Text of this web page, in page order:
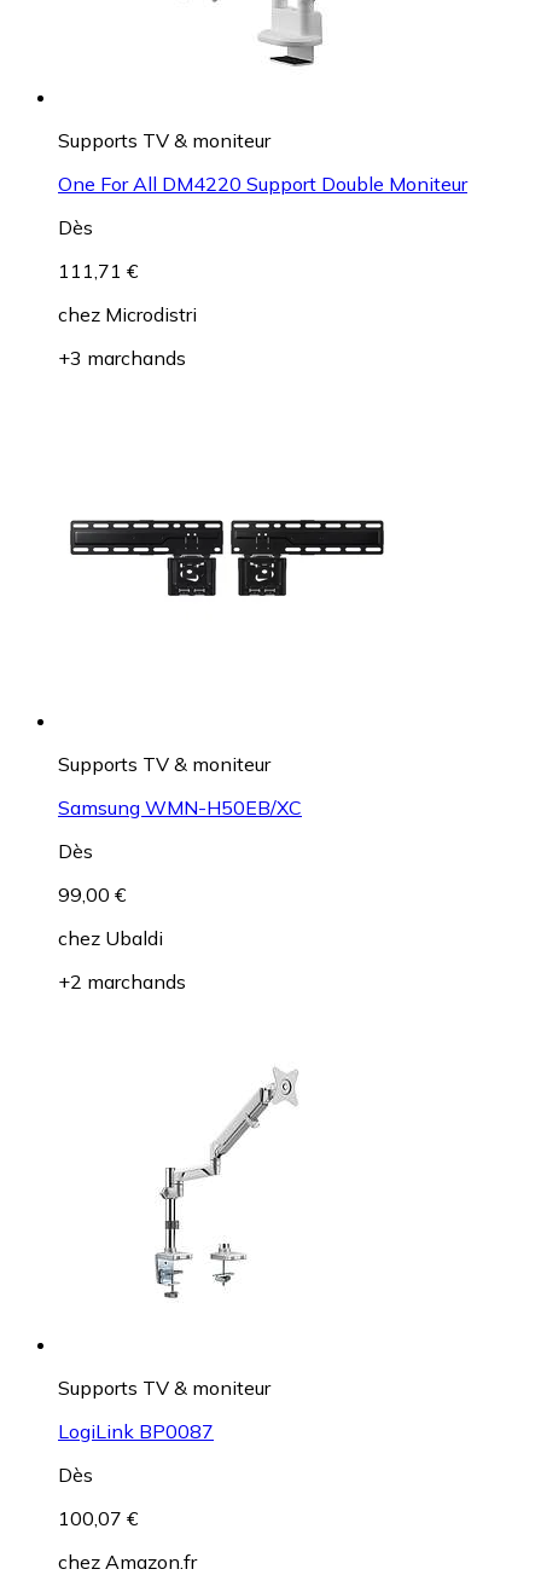
Supports TV & moniteur
One For All DM4220 Support Double Moniteur
Dès
111,71 €
chez Microdistri
+3 marchands
Supports TV & moniteur
Samsung WMN-H50EB/XC
Dès
99,00 €
chez Ubaldi
+2 marchands
Supports TV & moniteur
LogiLink BP0087
Dès
100,07 €
chez Amazon.fr